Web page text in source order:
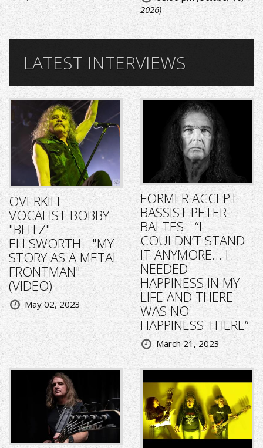
2026)
LATEST INTERVIEWS
OVERKILL
VOCALIST BOBBY
"BLITZ"
ELLSWORTH - "MY
STORY AS A METAL
FRONTMAN"
(VIDEO)
May 02, 2023
FORMER ACCEPT
BASSIST PETER
BALTES - “I
COULDN’T STAND
IT ANYMORE… I
NEEDED
HAPPINESS IN MY
LIFE AND THERE
WAS NO
HAPPINESS THERE”
March 21, 2023